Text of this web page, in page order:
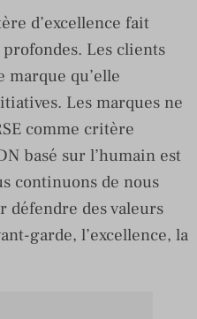
d’excellence fait
Les clients
marque qu’elle
Les marques ne
comme critère
basé sur l’humain est
continuons de nous
défendre des valeurs
garde, l’excellence, la